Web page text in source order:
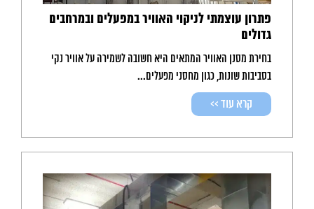
פתרון עוצמתי לניקוי האוויר במפעלים ובמרחבים
גדולים
בחירת מסנן האוויר המתאים היא חשובה לשמירה על אוויר נקי
בסביבות שונות, כגון מחסני מפעלים...
קרא עוד >>